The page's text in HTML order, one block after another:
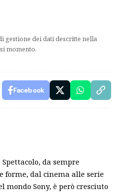
gestione dei dati descritte nella
momento.
Facebook
da sempre
forme, dal cinema alle serie
Sony, è però cresciuto